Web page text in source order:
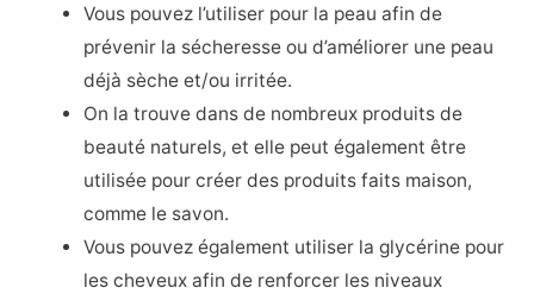
Vous pouvez l’utiliser pour la peau afin de
prévenir la sécheresse ou d’améliorer une peau
déjà sèche et/ou irritée.
On la trouve dans de nombreux produits de
beauté naturels, et elle peut également être
utilisée pour créer des produits faits maison,
comme le savon.
Vous pouvez également utiliser la glycérine pour
les cheveux afin de renforcer les niveaux